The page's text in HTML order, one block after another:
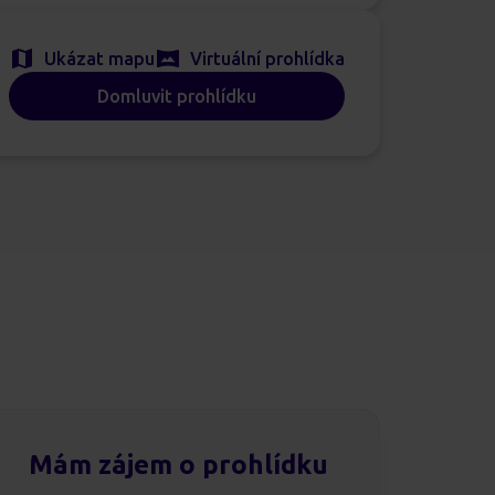
Ukázat mapu
Virtuální prohlídka
Domluvit prohlídku
Mám zájem o prohlídku